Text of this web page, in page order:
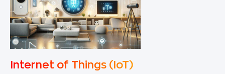
Internet of Things (IoT)